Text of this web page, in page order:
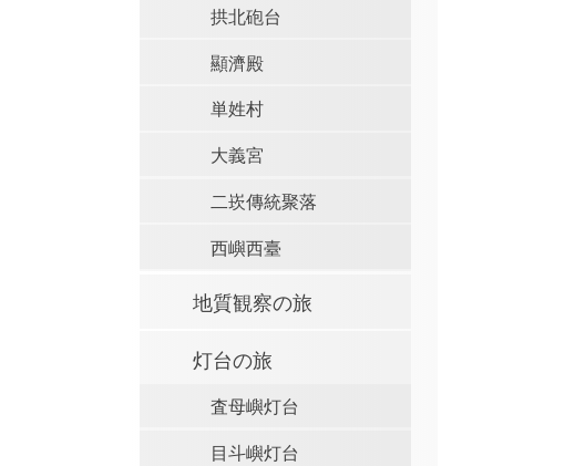
拱北砲台
顯濟殿
単姓村
大義宮
二崁傳統聚落
西嶼西臺
地質観察の旅
灯台の旅
査母嶼灯台
目斗嶼灯台